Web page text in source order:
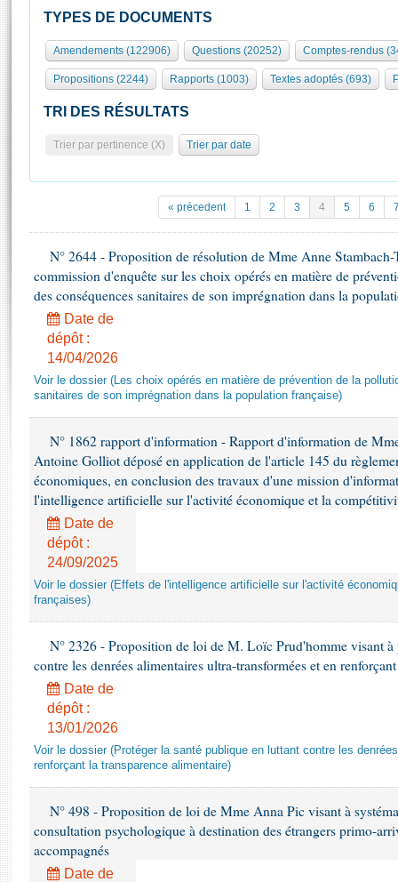
Présidence
577 députés
Groupes politiques
Séance publique
Commissions et autres organes
Europe et International
Pétitions
Projets de loi
Propositions de loi
Amendements
Textes adoptés
Rapports d'information
Rapports d'enquête
Rapports législatifs
Rapports sur l'application des lois
Baromètre de l’application des lois
Budget et sécurité sociale
Questions écrites et orales
Comptes rendus des débats
Rôle et pouvoirs de l'Assemblée
Organisation de l'Assemblée
Présidence Conférence des Présidents Bureau Collège des
Statistiques et chiffres clés
Documents de référence
( Constitution | Règlement de l'Assemblée ... )
Juniors
Anciennes législatures
Liens vers les sites publics
Visiter l'Assemblée
Visite virtuelle du palais Bourbon
Assister à une séance
Contacts et plan d'accès
Photos libres de droit
TYPES DE DOCUMENTS
Amendements (122906) Questions (20252) Comptes-rendus
Propositions (2244) Rapports (1003) Textes adoptés (693)
TRI DES RÉSULTATS
Trier par pertinence (X) Trier par date
« précedent 1 2 3 4 5 6
N° 2644 - Proposition de résolution de Mme Anne
commission d'enquête sur les choix opérés en matière de
des conséquences sanitaires de son imprégnation dans la
Date de
dépôt :
14/04/2026
Voir le dossier (Les choix opérés en matière de prévention de la
sanitaires de son imprégnation dans la population française)
N° 1862 rapport d'information - Rapport d'information de
Antoine Golliot déposé en application de l'article 145 du
économiques, en conclusion des travaux d'une mission
l'intelligence artificielle sur l'activité économique et la
Date de
dépôt :
24/09/2025
Voir le dossier (Effets de l'intelligence artificielle sur l'activité
françaises)
N° 2326 - Proposition de loi de M. Loïc Prud'homme visant
contre les denrées alimentaires ultra-transformées et en
Date de
dépôt :
13/01/2026
Voir le dossier (Protéger la santé publique en luttant contre les
renforçant la transparence alimentaire)
N° 498 - Proposition de loi de Mme Anna Pic visant à
consultation psychologique à destination des étrangers primo-
accompagnés
Date de